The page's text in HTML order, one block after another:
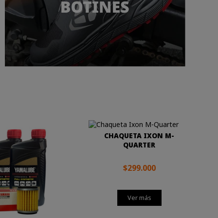
CHAQUETA IXON M-
QUARTER
$299.000
Ver más